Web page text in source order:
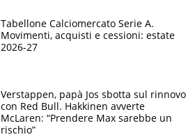
Tabellone Calciomercato Serie A.
Movimenti, acquisti e cessioni: estate
2026-27
Verstappen, papà Jos sbotta sul rinnovo
con Red Bull. Hakkinen avverte
McLaren: “Prendere Max sarebbe un
rischio”